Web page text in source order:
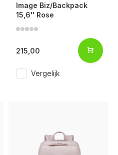
Image Biz/Backpack
15,6'' Rose
215,00
Vergelijk